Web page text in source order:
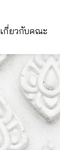
เกี่ยวกับคณะ